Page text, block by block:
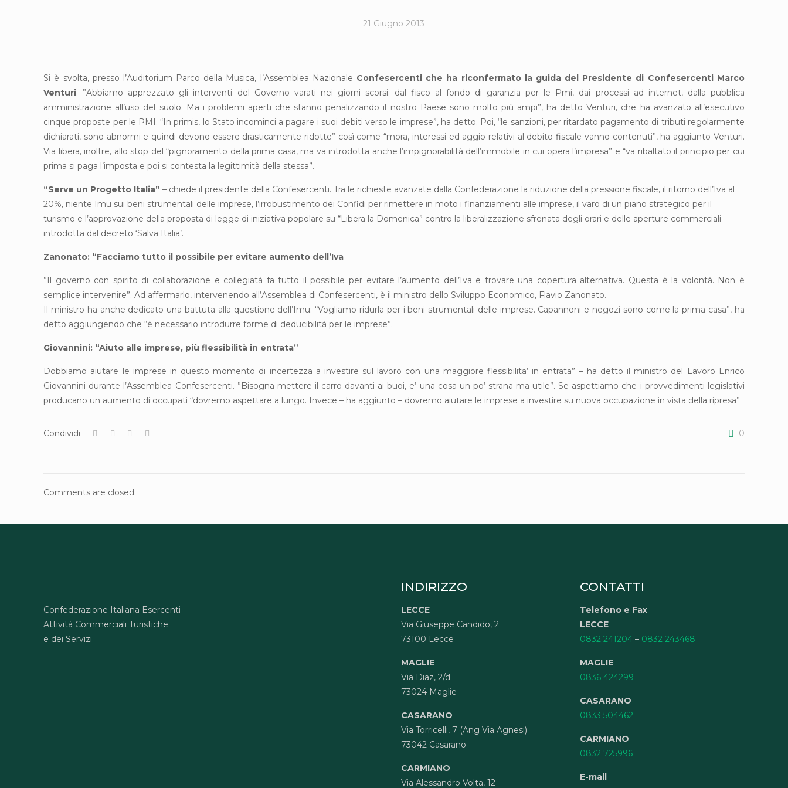
21 Giugno 2013
Si è svolta, presso l’Auditorium Parco della Musica, l’Assemblea Nazionale Confesercenti che ha riconfermato la guida del Presidente di Confesercenti Marco
Venturi. ”Abbiamo apprezzato gli interventi del Governo varati nei giorni scorsi: dal fisco al fondo di garanzia per le Pmi, dai processi ad internet, dalla pubblica
amministrazione all’uso del suolo. Ma i problemi aperti che stanno penalizzando il nostro Paese sono molto più ampi”, ha detto Venturi, che ha avanzato all’esecutivo
cinque proposte per le PMI. “In primis, lo Stato incominci a pagare i suoi debiti verso le imprese”, ha detto. Poi, “le sanzioni, per ritardato pagamento di tributi regolarmente
dichiarati, sono abnormi e quindi devono essere drasticamente ridotte” così come “mora, interessi ed aggio relativi al debito fiscale vanno contenuti”, ha aggiunto Venturi.
Via libera, inoltre, allo stop del “pignoramento della prima casa, ma va introdotta anche l’impignorabilità dell’immobile in cui opera l’impresa” e “va ribaltato il principio per cui
prima si paga l’imposta e poi si contesta la legittimità della stessa”.
“Serve un Progetto Italia” – chiede il presidente della Confesercenti. Tra le richieste avanzate dalla Confederazione la riduzione della pressione fiscale, il ritorno dell’Iva al
20%, niente Imu sui beni strumentali delle imprese, l’irrobustimento dei Confidi per rimettere in moto i finanziamenti alle imprese, il varo di un piano strategico per il
turismo e l’approvazione della proposta di legge di iniziativa popolare su “Libera la Domenica” contro la liberalizzazione sfrenata degli orari e delle aperture commerciali
introdotta dal decreto ‘Salva Italia’.
Zanonato: “Facciamo tutto il possibile per evitare aumento dell’Iva
”Il governo con spirito di collaborazione e collegiatà fa tutto il possibile per evitare l’aumento dell’Iva e trovare una copertura alternativa. Questa è la volontà. Non è
semplice intervenire”. Ad affermarlo, intervenendo all’Assemblea di Confesercenti, è il ministro dello Sviluppo Economico, Flavio Zanonato.
Il ministro ha anche dedicato una battuta alla questione dell’Imu: “Vogliamo ridurla per i beni strumentali delle imprese. Capannoni e negozi sono come la prima casa”, ha
detto aggiungendo che “è necessario introdurre forme di deducibilità per le imprese”.
Giovannini: “Aiuto alle imprese, più flessibilità in entrata”
Dobbiamo aiutare le imprese in questo momento di incertezza a investire sul lavoro con una maggiore flessibilita’ in entrata” – ha detto il ministro del Lavoro Enrico
Giovannini durante l’Assemblea Confesercenti. ”Bisogna mettere il carro davanti ai buoi, e’ una cosa un po’ strana ma utile”. Se aspettiamo che i provvedimenti legislativi
producano un aumento di occupati “dovremo aspettare a lungo. Invece – ha aggiunto – dovremo aiutare le imprese a investire su nuova occupazione in vista della ripresa”
Condividi 0
Comments are closed.
Confederazione Italiana Esercenti
Attività Commerciali Turistiche
e dei Servizi
INDIRIZZO
LECCE
Via Giuseppe Candido, 2
73100 Lecce
MAGLIE
Via Diaz, 2/d
73024 Maglie
CASARANO
Via Torricelli, 7 (Ang Via Agnesi)
73042 Casarano
CARMIANO
Via Alessandro Volta, 12
CONTATTI
Telefono e Fax
LECCE
0832 241204 – 0832 243468
MAGLIE
0836 424299
CASARANO
0833 504462
CARMIANO
0832 725996
E-mail